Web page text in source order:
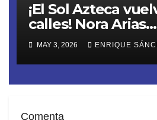
¡El Sol Azteca
calles! Nora Arias
(@AriasNora),
PRD CDMX,
movilización
MAY 3, 2026 ENRIQUE
Comenta